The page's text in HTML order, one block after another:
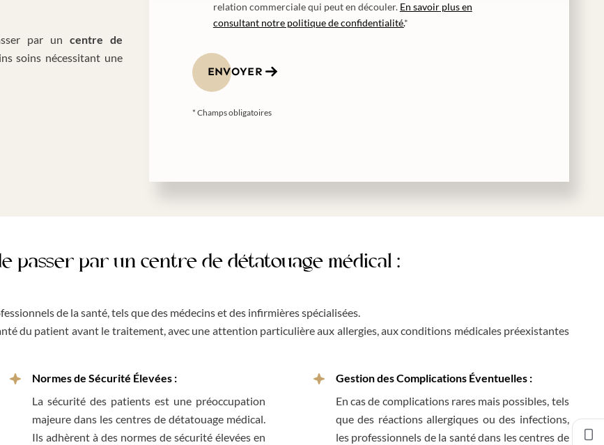
par uncentre de
soins nécessitant une
relation commerciale qui peut en découler. En savoir plus en
consultant notre politique de confidentialité.*
ENVOYER
* Champs obligatoires
passer par un centre de détatouage médical :
de la santé, tels que des médecins et des infirmières spécialisées.
du patient avant le traitement, avec une attention particulière aux allergies, aux conditions médicales préexistantes
Normes de Sécurité Élevées :
La sécurité des patients est une préoccupation
majeure dans les centres de détatouage médical.
Ils adhèrent à des normes de sécurité élevées en
Gestion des Complications Éventuelles :
En cas de complications rares mais possibles, tels
que des réactions allergiques ou des infections,
les professionnels de la santé dans les centres de